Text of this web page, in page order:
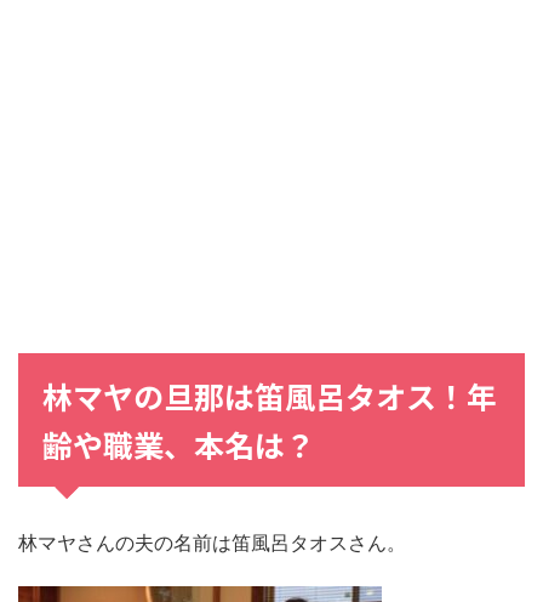
林マヤの旦那は笛風呂タオス！年
齢や職業、本名は？
林マヤさんの夫の名前は笛風呂タオスさん。